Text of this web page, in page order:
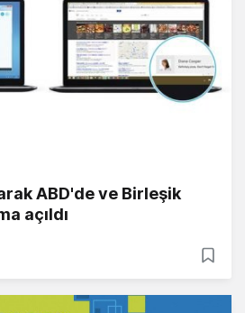
ABD'de ve Birleşik
açıldı